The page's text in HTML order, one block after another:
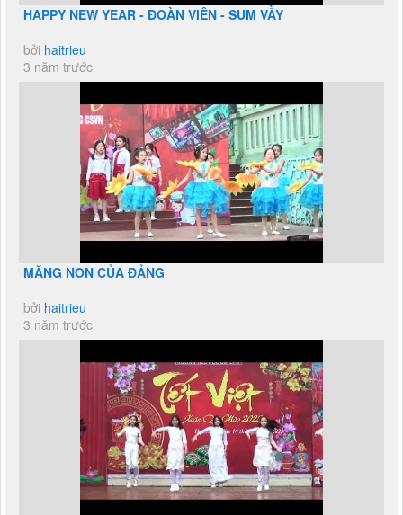
HAPPY NEW YEAR - ĐOÀN VIÊN - SUM VẦY
bởi haitrieu
3 năm trước
MĂNG NON CỦA ĐẢNG
bởi haitrieu
3 năm trước